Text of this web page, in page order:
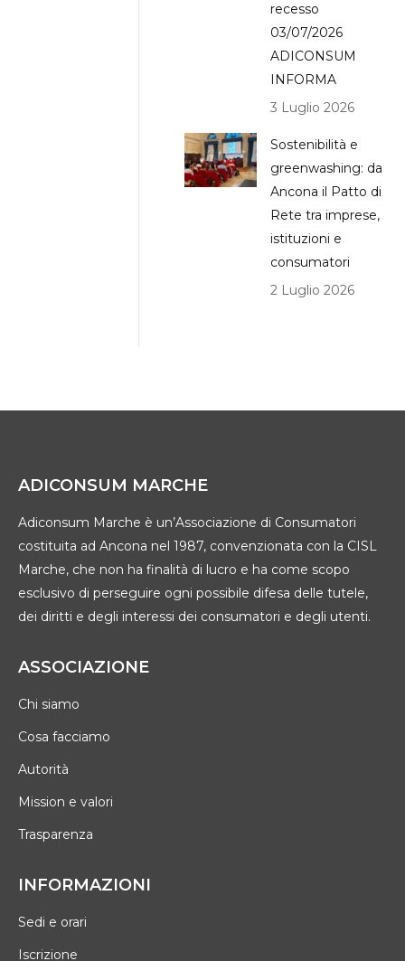
recesso
03/07/2026
ADICONSUM
INFORMA
3 Luglio 2026
Sostenibilità e
greenwashing: da
Ancona il Patto di
Rete tra imprese,
istituzioni e
consumatori
2 Luglio 2026
ADICONSUM MARCHE
Adiconsum Marche è un’Associazione di Consumatori
costituita ad Ancona nel 1987, convenzionata con la CISL
Marche, che non ha finalità di lucro e ha come scopo
esclusivo di perseguire ogni possibile difesa delle tutele,
dei diritti e degli interessi dei consumatori e degli utenti.
ASSOCIAZIONE
Chi siamo
Cosa facciamo
Autorità
Mission e valori
Trasparenza
INFORMAZIONI
Sedi e orari
Iscrizione